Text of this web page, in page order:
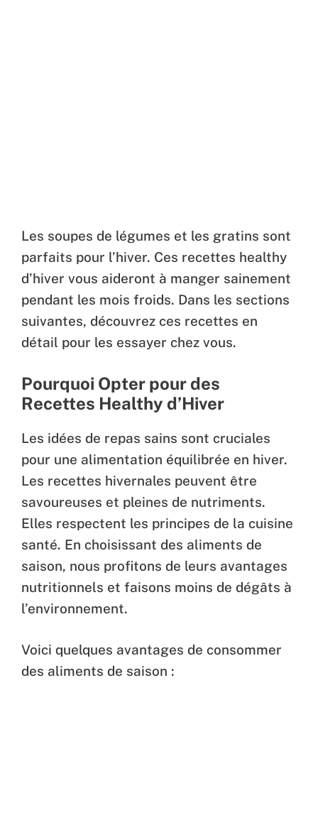
Les soupes de légumes et les gratins sont
parfaits pour l’hiver. Ces recettes healthy
d’hiver vous aideront à manger sainement
pendant les mois froids. Dans les sections
suivantes, découvrez ces recettes en
détail pour les essayer chez vous.
Pourquoi Opter pour des
Recettes Healthy d’Hiver
Les idées de repas sains sont cruciales
pour une alimentation équilibrée en hiver.
Les recettes hivernales peuvent être
savoureuses et pleines de nutriments.
Elles respectent les principes de la cuisine
santé. En choisissant des aliments de
saison, nous profitons de leurs avantages
nutritionnels et faisons moins de dégâts à
l’environnement.
Voici quelques avantages de consommer
des aliments de saison :